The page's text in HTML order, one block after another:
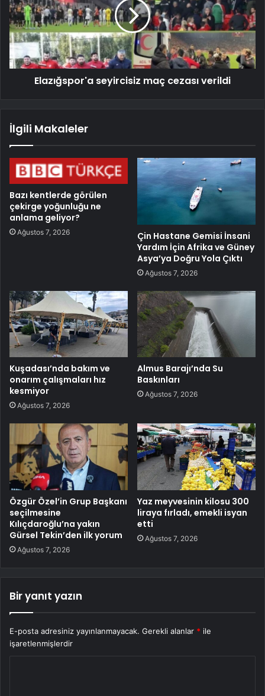
Elazığspor'a seyircisiz maç cezası verildi
İlgili Makaleler
Bazı kentlerde görülen
çekirge yoğunluğu ne
anlama geliyor?
Ağustos 7, 2026
Çin Hastane Gemisi İnsani
Yardım İçin Afrika ve Güney
Asya’ya Doğru Yola Çıktı
Ağustos 7, 2026
Kuşadası’nda bakım ve
onarım çalışmaları hız
kesmiyor
Ağustos 7, 2026
Almus Barajı’nda Su
Baskınları
Ağustos 7, 2026
Özgür Özel’in Grup Başkanı
seçilmesine
Kılıçdaroğlu’na yakın
Gürsel Tekin’den ilk yorum
Ağustos 7, 2026
Yaz meyvesinin kilosu 300
liraya fırladı, emekli isyan
etti
Ağustos 7, 2026
Bir yanıt yazın
E-posta adresiniz yayınlanmayacak. Gerekli alanlar * ile
işaretlenmişlerdir